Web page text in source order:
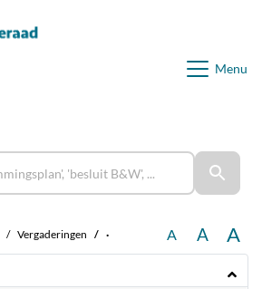
Menu
Vergaderingen · A A A